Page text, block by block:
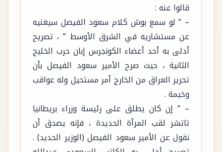
قالوا عنه :
– ” لو سمع بوش كلام سعود الفيصل سيغنيه
عن مستشاريه في الشرق الأوسط ” ، تصريح
أدلى به أحد أعضاء الكونجرس إبان حرب الخليج
الثانية ، حيث صرح الأمير سعود الفيصل بأن
تحرير العراق من الخارج أمر مستحيل وله عواقب
وخيمة .
– ” إن كان يطلق على رئيسة وزراء بريطانيا
تاتشر لقب المرأة الحديدة ، فإنه يصدق أن
نقول عن الأمير سعود الفيصل (الوزير الحديد) .